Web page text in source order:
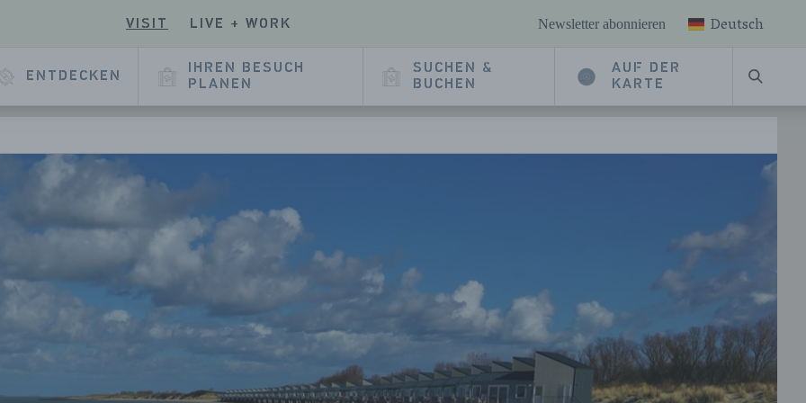
VISIT LIVE + WORK Newsletter abonnieren Deutsch
ENTDECKEN
IHREN BESUCH
PLANEN
SUCHEN &
BUCHEN
AUF DER
KARTE
SUCHE